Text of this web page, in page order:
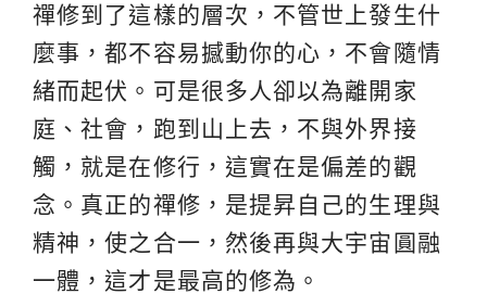
禪修到了這樣的層次，不管世上發生什
麼事，都不容易撼動你的心，不會隨情
緒而起伏。可是很多人卻以為離開家
庭、社會，跑到山上去，不與外界接
觸，就是在修行，這實在是偏差的觀
念。真正的禪修，是提昇自己的生理與
精神，使之合一，然後再與大宇宙圓融
一體，這才是最高的修為。